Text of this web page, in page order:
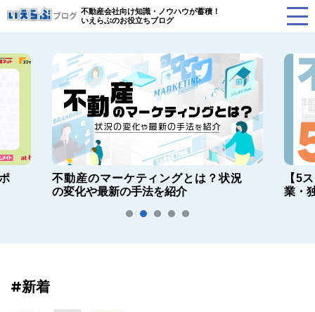
不動産会社向け知識・ノウハウが蓄積！
いえらぶのお役立ちブログ
不動産のマーケティングとは？状況
の変化や最新の手法を紹介
【5
業・
#新着